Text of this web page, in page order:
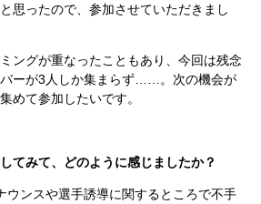
思ったので、参加させていただきまし
ングが重なったこともあり、今回は残念
ーが3人しか集まらず……。次の機会が
めて参加したいです。
みて、どのように感じましたか？
ウンスや選手誘導に関するところで不手